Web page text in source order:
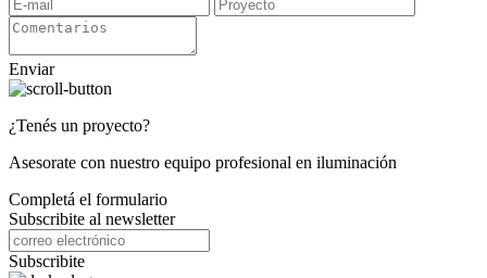
Enviar
¿Tenés un proyecto?
Asesorate con nuestro equipo profesional en iluminación
Completá el formulario
Subscribite al newsletter
Subscribite